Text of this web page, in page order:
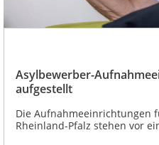
Asylbewerber-
aufgestellt
Die Aufnahmeeinrichtungen
Rheinland-Pfalz stehen vor